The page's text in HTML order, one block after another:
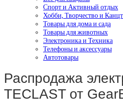
Спорт и Активный отдых
Хобби, Творчество и
Товары для дома и сада
Товары для животных
Электроника и Техника
Телефоны и аксессуары
Автотовары
Распродажа
TECLAST от